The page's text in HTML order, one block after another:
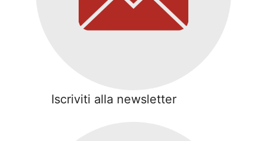
Iscriviti alla newsletter